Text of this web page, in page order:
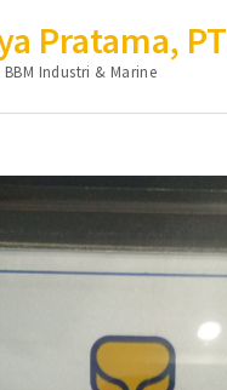
Pratama, PT
Industri & Marine